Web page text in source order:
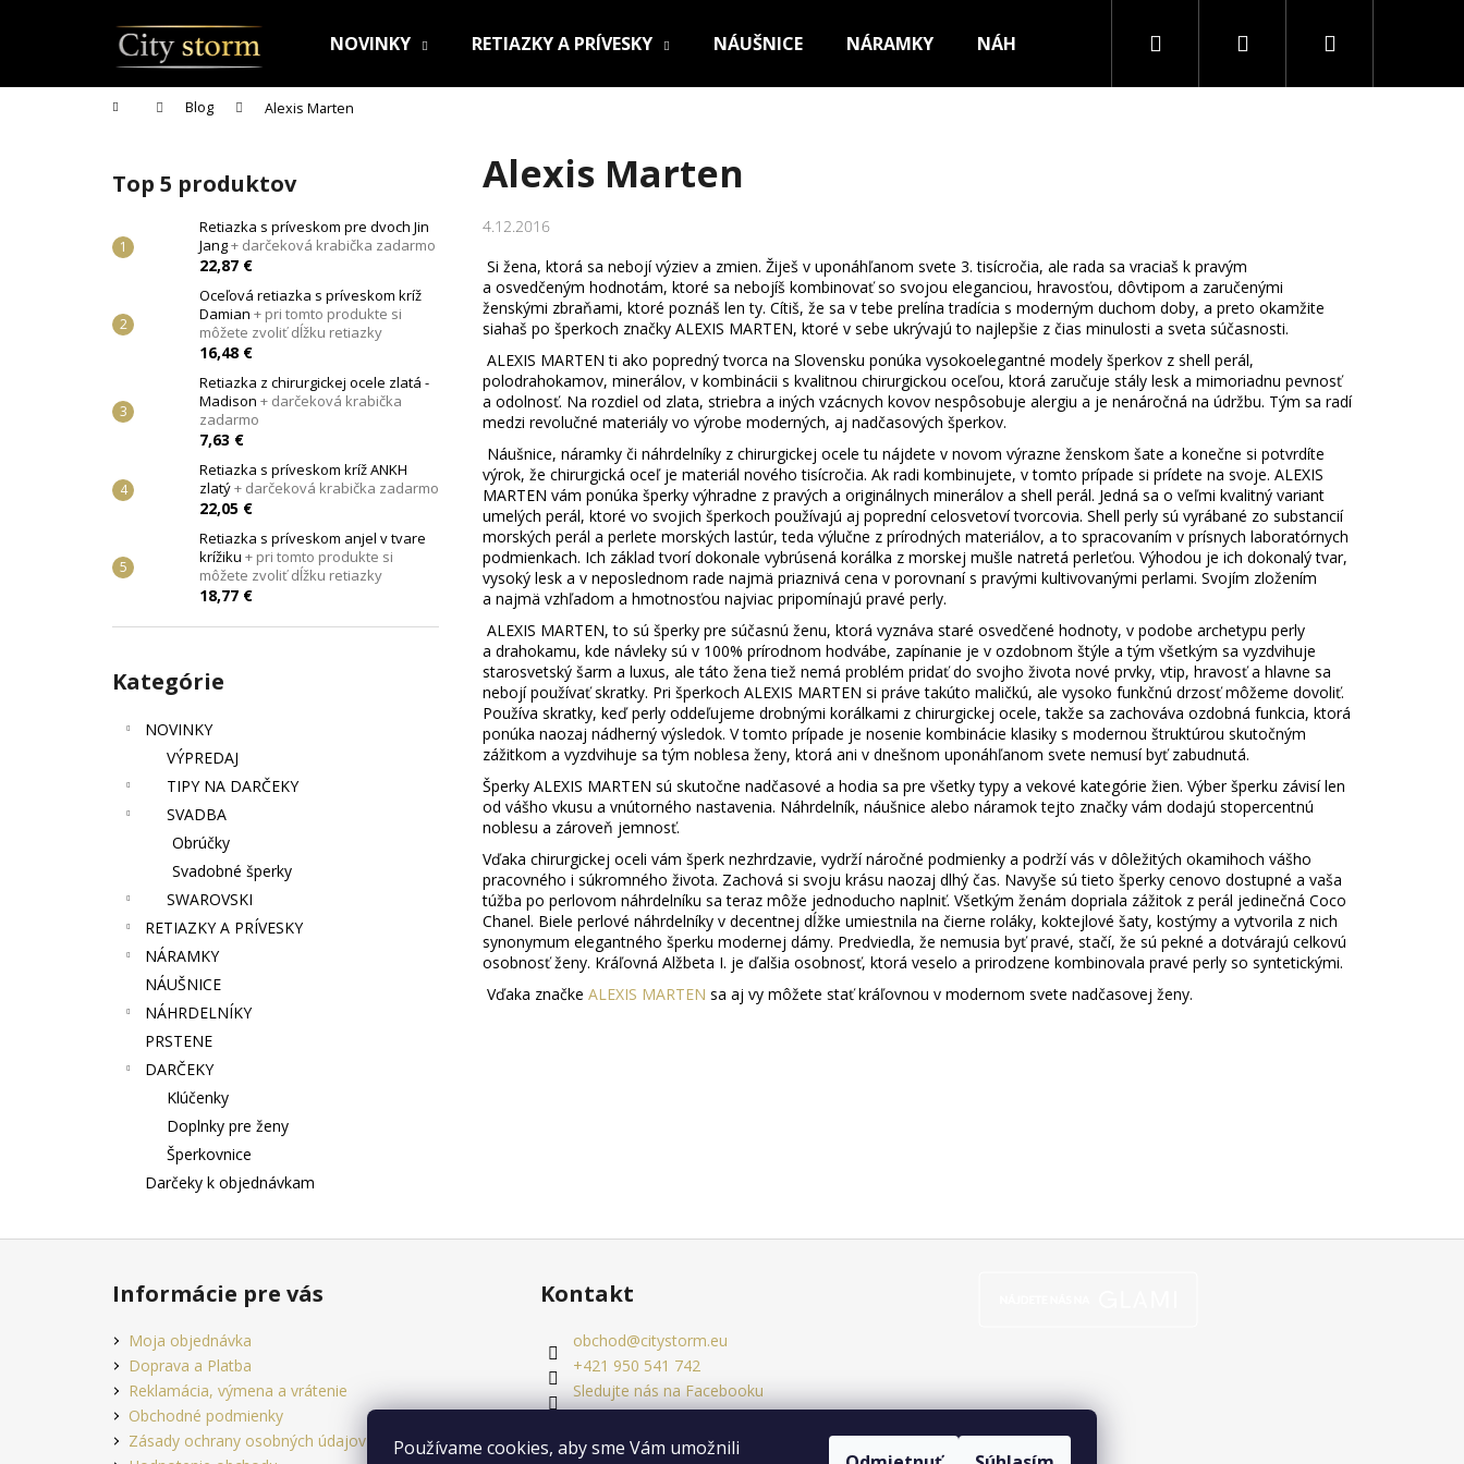
Používame cookies, aby sme Vám umožnili
NOVINKY RETIAZKY A PRÍVESKY NÁUŠNICE NÁRAMKY NÁHRDELNÍKY PRSTENE
Hľadať PrihlásenieNákupný
Domov Blog Alexis Marten
Top 5 produktov
Retiazka s príveskom pre dvoch Jin
Jang+ darčeková krabička zadarmo
22,87 €
Oceľová retiazka s príveskom kríž
Damian + pri tomto produkte si
môžete zvoliť dĺžku retiazky
16,48 €
Retiazka z chirurgickej ocele zlatá -
Madison + darčeková krabička
zadarmo
7,63 €
Retiazka s príveskom kríž ANKH
zlatý+ darčeková krabička zadarmo
22,05 €
Retiazka s príveskom anjel v tvare
krížiku + pri tomto produkte si
môžete zvoliť dĺžku retiazky
18,77 €
kategórie
Kategórie
NOVINKY
VÝPREDAJ
TIPY NA DARČEKY
SVADBA
Obrúčky
Svadobné šperky
SWAROVSKI
RETIAZKY A PRÍVESKY
NÁRAMKY
NÁUŠNICE
NÁHRDELNÍKY
PRSTENE
DARČEKY
Klúčenky
Doplnky pre ženy
Šperkovnice
Darčeky k objednávkam
Alexis Marten
4.12.2016
Si žena, ktorá sa nebojí výziev a zmien. Žiješ v uponáhľanom svete 3. tisícročia, ale rada sa vraciaš k pravým
a osvedčeným hodnotám, ktoré sa nebojíš kombinovať so svojou eleganciou, hravosťou, dôvtipom a zaručenými
ženskými zbraňami, ktoré poznáš len ty. Cítiš, že sa v tebe prelína tradícia s moderným duchom doby, a preto okamžite
siahaš po šperkoch značky ALEXIS MARTEN, ktoré v sebe ukrývajú to najlepšie z čias minulosti a sveta súčasnosti.
ALEXIS MARTEN ti ako popredný tvorca na Slovensku ponúka vysokoelegantné modely šperkov z shell perál,
polodrahokamov, minerálov, v kombinácii s kvalitnou chirurgickou oceľou, ktorá zaručuje stály lesk a mimoriadnu pevnosť
a odolnosť. Na rozdiel od zlata, striebra a iných vzácnych kovov nespôsobuje alergiu a je nenáročná na údržbu. Tým sa radí
medzi revolučné materiály vo výrobe moderných, aj nadčasových šperkov.
Náušnice, náramky či náhrdelníky z chirurgickej ocele tu nájdete v novom výrazne ženskom šate a konečne si potvrdíte
výrok, že chirurgická oceľ je materiál nového tisícročia. Ak radi kombinujete, v tomto prípade si prídete na svoje. ALEXIS
MARTEN vám ponúka šperky výhradne z pravých a originálnych minerálov a shell perál. Jedná sa o veľmi kvalitný variant
umelých perál, ktoré vo svojich šperkoch používajú aj poprední celosvetoví tvorcovia. Shell perly sú vyrábané zo substancií
morských perál a perlete morských lastúr, teda výlučne z prírodných materiálov, a to spracovaním v prísnych laboratórnych
podmienkach. Ich základ tvorí dokonale vybrúsená korálka z morskej mušle natretá perleťou. Výhodou je ich dokonalý tvar,
vysoký lesk a v neposlednom rade najmä priaznivá cena v porovnaní s pravými kultivovanými perlami. Svojím zložením
a najmä vzhľadom a hmotnosťou najviac pripomínajú pravé perly.
ALEXIS MARTEN, to sú šperky pre súčasnú ženu, ktorá vyznáva staré osvedčené hodnoty, v podobe archetypu perly
a drahokamu, kde návleky sú v 100% prírodnom hodvábe, zapínanie je v ozdobnom štýle a tým všetkým sa vyzdvihuje
starosvetský šarm a luxus, ale táto žena tiež nemá problém pridať do svojho života nové prvky, vtip, hravosť a hlavne sa
nebojí používať skratky. Pri šperkoch ALEXIS MARTEN si práve takúto maličkú, ale vysoko funkčnú drzosť môžeme dovoliť.
Používa skratky, keď perly oddeľujeme drobnými korálkami z chirurgickej ocele, takže sa zachováva ozdobná funkcia, ktorá
ponúka naozaj nádherný výsledok. V tomto prípade je nosenie kombinácie klasiky s modernou štruktúrou skutočným
zážitkom a vyzdvihuje sa tým noblesa ženy, ktorá ani v dnešnom uponáhľanom svete nemusí byť zabudnutá.
Šperky ALEXIS MARTEN sú skutočne nadčasové a hodia sa pre všetky typy a vekové kategórie žien. Výber šperku závisí len
od vášho vkusu a vnútorného nastavenia. Náhrdelník, náušnice alebo náramok tejto značky vám dodajú stopercentnú
noblesu a zároveň jemnosť.
Vďaka chirurgickej oceli vám šperk nezhrdzavie, vydrží náročné podmienky a podrží vás v dôležitých okamihoch vášho
pracovného i súkromného života. Zachová si svoju krásu naozaj dlhý čas. Navyše sú tieto šperky cenovo dostupné a vaša
túžba po perlovom náhrdelníku sa teraz môže jednoducho naplniť. Všetkým ženám dopriala zážitok z perál jedinečná Coco
Chanel. Biele perlové náhrdelníky v decentnej dĺžke umiestnila na čierne roláky, koktejlové šaty, kostýmy a vytvorila z nich
synonymum elegantného šperku modernej dámy. Predviedla, že nemusia byť pravé, stačí, že sú pekné a dotvárajú celkovú
osobnosť ženy. Kráľovná Alžbeta I. je ďalšia osobnosť, ktorá veselo a prirodzene kombinovala pravé perly so syntetickými.
Vďaka značke ALEXIS MARTEN sa aj vy môžete stať kráľovnou v modernom svete nadčasovej ženy.
í
do
do
Odporúčame
RETIAZKA S PRÍVESKOM PRE DVOCH JIN
JANG + DARČEKOVÁ KRABIČKA
ZADARMO
OCEĽOVÁ RETIAZKA S PRÍVESKOM KRÍŽ
DAMIAN+ PRI TOMTO PRODUKTE SI
MÔŽETE ZVOLIŤ DĹŽKU RETIAZKY
16,48 €
RETIAZKA Z CHIRURGICKEJ OCELE
ZLATÁ - MADISON+ DARČEKOVÁ
KRABIČKA ZADARMO
7,63 €
Z
Informácie pre vás
Moja objednávka
Doprava a Platba
Reklamácia, výmena a vrátenie
Obchodné podmienky
Zásady ochrany osobných údajov
Kontakt
obchod@citystorm.eu
+421 950 541 742
Sledujte nás na Facebooku
citystorm.eu